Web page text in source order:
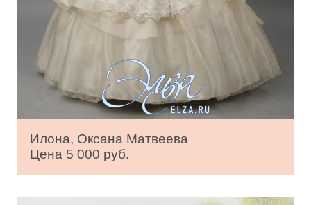
Илона, Оксана Матвеева
Цена 5 000 руб.